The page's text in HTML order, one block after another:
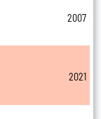
2007
2021